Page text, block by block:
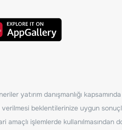
yatırım danışmanlığı
beklentilerinize uygun
işlemlerde